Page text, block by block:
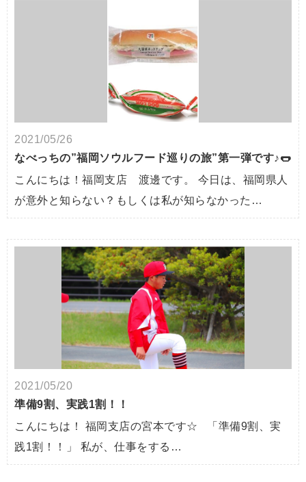
2021/05/26
なべっちの”福岡ソウルフード巡りの旅”第一弾です♪🌭
こんにちは！福岡支店 渡邊です。 今日は、福岡県人
が意外と知らない？もしくは私が知らなかった…
2021/05/20
準備9割、実践1割！！
こんにちは！ 福岡支店の宮本です☆ 「準備9割、実
践1割！！」 私が、仕事をする…